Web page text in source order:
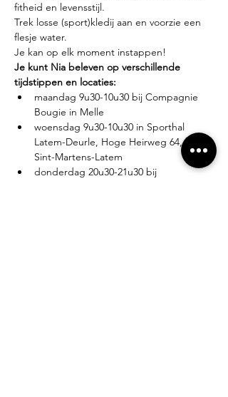
fitheid en levensstijl.
Trek losse (sport)kledij aan en voorzie een
flesje water.
Je kan op elk moment instappen!
Je kunt Nia beleven op verschillende
tijdstippen en locaties:
maandag 9u30-10u30 bij Compagnie
Bougie in Melle
woensdag 9u30-10u30 in Sporthal
Latem-Deurle, Hoge Heirweg 64, 9830
Sint-Martens-Latem
donderdag 20u30-21u30 bij